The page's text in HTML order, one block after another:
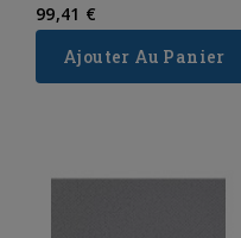
99,41 €
Ajouter Au Panier